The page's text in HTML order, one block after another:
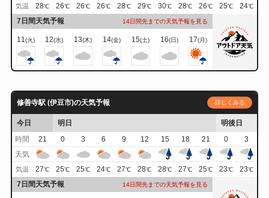
気温 28℃ 26℃ 26℃ 26℃ 28℃ 29℃ 30℃ 28℃ 26℃ 25℃ 24℃
7日間天気予報 14日間先までの天気予報を見る
11(火) 12(水) 13(木) 14(金) 15(土) 16(日) 17(月)
修善寺駅 (伊豆市)の天気予報 詳しくみる
今日 明日
明後日
時間
21 0 3 6 9 12 15 18 21 0
3
天気
気温 27℃ 25℃ 25℃ 24℃ 27℃ 28℃ 28℃ 27℃ 25℃ 23℃ 23℃
7日間天気予報 14日間先までの天気予報を見る